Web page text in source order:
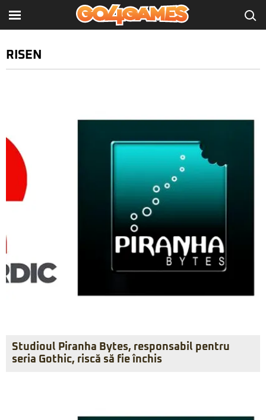
RISEN
Studioul Piranha Bytes, responsabil pentru
seria Gothic, riscă să fie închis